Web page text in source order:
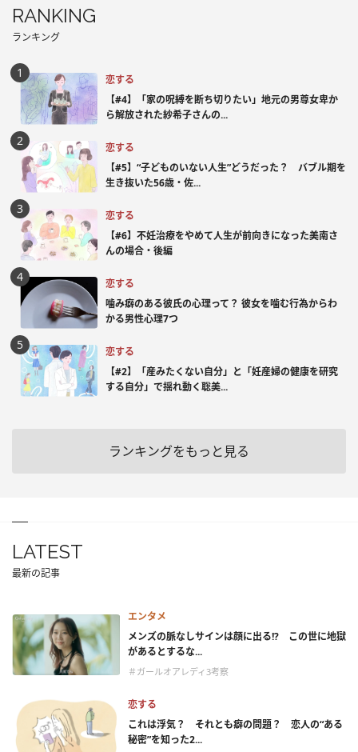
RANKING
ランキング
恋する
【#4】「家の呪縛を断ち切りたい」地元の男尊女卑か
ら解放された紗希子さんの...
恋する
【#5】“子どものいない人生”どうだった？ バブル期を
生き抜いた56歳・佐...
恋する
【#6】不妊治療をやめて人生が前向きになった美南さ
んの場合・後編
恋する
噛み癖のある彼氏の心理って？ 彼女を噛む行為からわ
かる男性心理7つ
恋する
【#2】「産みたくない自分」と「妊産婦の健康を研究
する自分」で揺れ動く聡美...
ランキングをもっと見る
LATEST
最新の記事
エンタメ
メンズの脈なしサインは顔に出る!? この世に地獄
があるとするな...
＃ガールオアレディ3考察
恋する
これは浮気？ それとも癖の問題？ 恋人の“ある
秘密”を知った2...